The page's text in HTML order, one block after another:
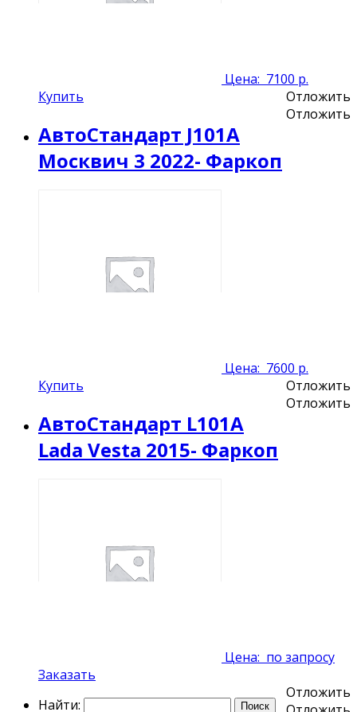
Цена: 7100 р.
Купить
Отложить
Отложить
АвтоСтандарт J101A
Москвич 3 2022- Фаркоп
Цена: 7600 р.
Купить
Отложить
Отложить
АвтоСтандарт L101A
Lada Vesta 2015- Фаркоп
Цена: по запросу
Заказать
Отложить
Найти: